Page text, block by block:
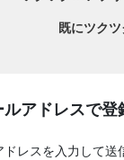
既にツク
ルアドレスで登
レスを入力して送